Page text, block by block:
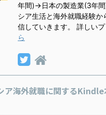
年間)→日本の製造業(3年
シア生活と海外就職経験か
信していきます。 詳しい
ら
ア海外就職に関する